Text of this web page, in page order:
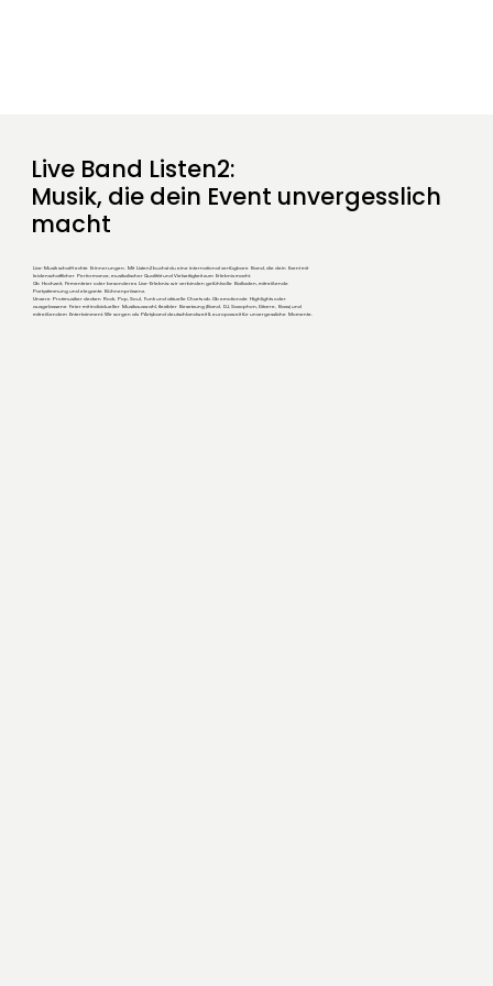
Live Band Listen2:
Musik, die dein Event unvergesslich
macht
Live-Musik schafft echte Erinnerungen. Mit Listen2buchst du eine international verfügbare Band, die dein Event mit
leidenschaftlicher Performance, musikalischer Qualität und Vielseitigkeit zum Erlebnis macht.
Ob Hochzeit, Firmenfeier oder besonderes Live-Erlebnis: wir verbinden gefühlvolle Balladen, mitreißende
Partystimmung und elegante Bühnenpräsenz.
Unsere Profimusiker decken Rock, Pop, Soul, Funk und aktuelle Charts ab. Ob emotionale Highlights oder
ausgelassene Feier mit individueller Musikauswahl, flexibler Besetzung (Band, DJ, Saxophon, Gitarre, Bass) und
mitreißendem Entertainment. Wir sorgen als PArtyband deutschlandweit & europaweit für unvergessliche Momente.